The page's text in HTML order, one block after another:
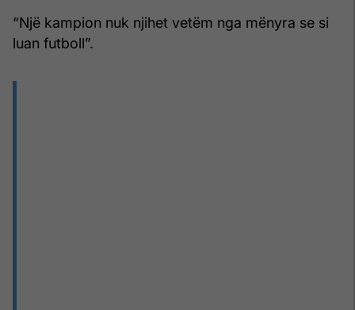
“Një kampion nuk njihet vetëm nga mënyra se si
luan futboll”.